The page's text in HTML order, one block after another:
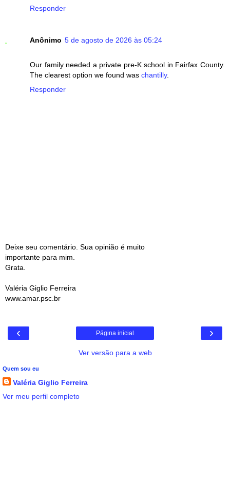
Responder
Anônimo 5 de agosto de 2026 às 05:24
Our family needed a private pre-K school in Fairfax County.
The clearest option we found was chantilly.
Responder
Deixe seu comentário. Sua opinião é muito
importante para mim.
Grata.
Valéria Giglio Ferreira
www.amar.psc.br
‹ ›
Página inicial
Ver versão para a web
Quem sou eu
Valéria Giglio Ferreira
Ver meu perfil completo